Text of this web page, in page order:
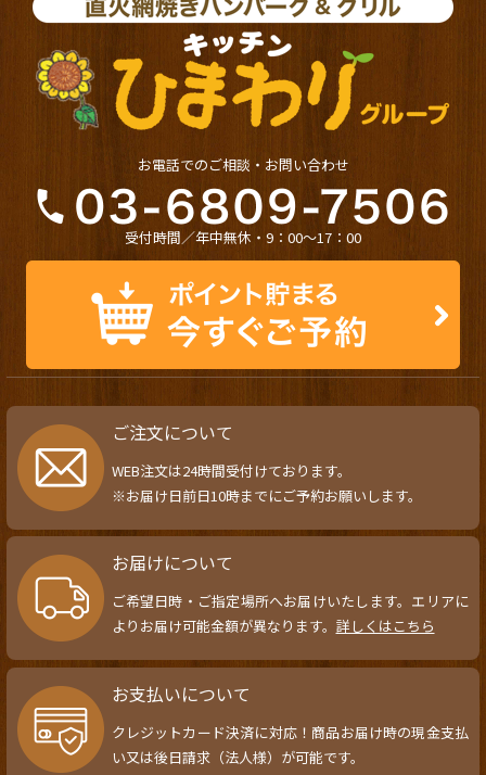
お電話でのご相談・お問い合わせ
受付時間／年中無休・9：00〜17：00
ご注文について
WEB注文は24時間受付けております。
※お届け日前日10時までにご予約お願いします。
お届けについて
ご希望日時・ご指定場所へお届けいたします。エリアに
よりお届け可能金額が異なります。 詳しくはこちら
お支払いについて
クレジットカード決済に対応！商品お届け時の現金支払
い又は後日請求（法人様）が可能です。